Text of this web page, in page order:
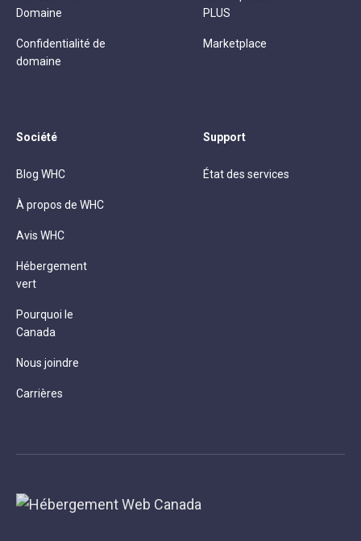
Domaine
Confidentialité de
domaine
PLUS
Marketplace
Société
Blog WHC
À propos de WHC
Avis WHC
Hébergement
vert
Pourquoi le
Canada
Nous joindre
Carrières
Support
État des services